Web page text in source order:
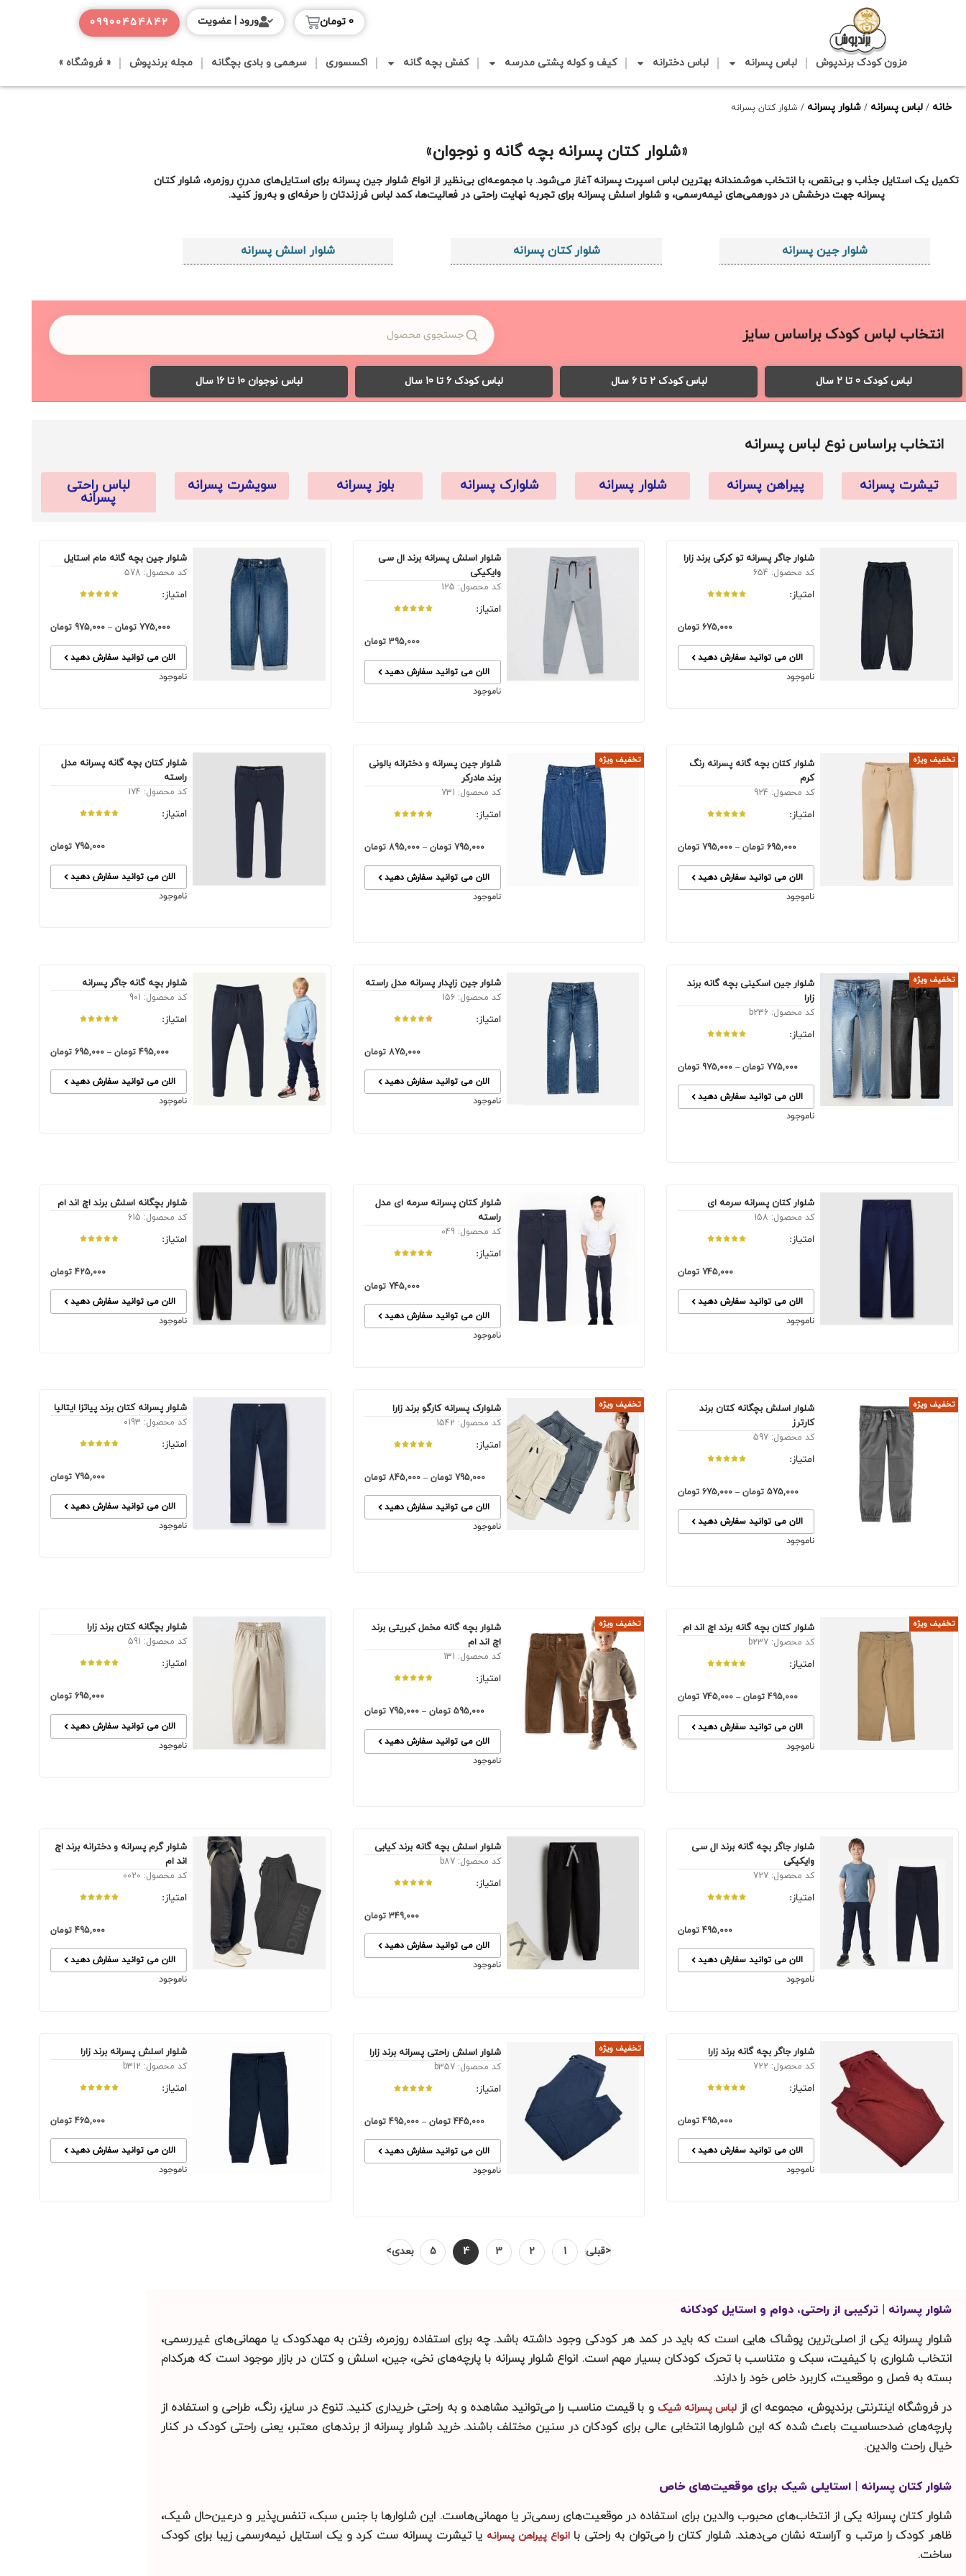
مزون کودک برندپوش لباس پسرانه لباس دخترانه کیف و کوله پشتی مدرسه کفش بچه گانه اکسسوری سرهمی و بادی بچگانه مجله برندپوش « فروشگاه »
0 تومان 09900454842 ورود | عضویت
خانه / لباس پسرانه / شلوار پسرانه / شلوار کتان پسرانه
«شلوار کتان پسرانه بچه گانه و نوجوان»
تکمیل یک استایل جذاب و بی‌نقص، با انتخاب هوشمندانه بهترین لباس اسپرت پسرانه آغاز می‌شود. با مجموعه‌ای بی‌نظیر از انواع شلوار جین پسرانه برای استایل‌های مدرنِ روزمره، شلوار کتان
پسرانه جهت درخشش در دورهمی‌های نیمه‌رسمی، و شلوار اسلش پسرانه برای تجربه نهایت راحتی در فعالیت‌ها، کمد لباس فرزندتان را حرفه‌ای و به‌روز کنید.
شلوار جین پسرانه شلوار کتان پسرانه شلوار اسلش پسرانه
انتخاب لباس کودک براساس سایز
لباس کودک 0 تا 2 سال لباس کودک 2 تا 6 سال لباس کودک 6 تا 10 سال لباس نوجوان 10 تا 16 سال
انتخاب براساس نوع لباس پسرانه
تیشرت پسرانه پیراهن پسرانه شلوار پسرانه شلوارک پسرانه بلوز پسرانه سویشرت پسرانه لباس راحتی
پسرانه
شلوار جاگر پسرانه تو کرکی برند زارا
کد محصول: 654
امتیاز:
675,000 تومان
الان می توانید سفارش دهید
ناموجود
شلوار اسلش پسرانه برند ال سی
وایکیکی
کد محصول: 125
امتیاز:
395,000 تومان
الان می توانید سفارش دهید
ناموجود
شلوار جین بچه گانه مام استایل
کد محصول: 578
امتیاز:
775,000 تومان –
975,000 تومان
الان می توانید سفارش دهید
ناموجود
شلوار کتان بچه گانه پسرانه رنگ
کرم
کد محصول: 924
امتیاز:
695,000 تومان –
795,000 تومان
الان می توانید سفارش دهید
ناموجود
تخفیف ویژه
شلوار جین پسرانه و دخترانه بالونی
برند مادرکر
کد محصول: 731
امتیاز:
795,000 تومان –
895,000 تومان
الان می توانید سفارش دهید
ناموجود
تخفیف ویژه
شلوار کتان بچه گانه پسرانه مدل
راسته
کد محصول: 174
امتیاز:
795,000 تومان
الان می توانید سفارش دهید
ناموجود
شلوار جین اسکینی بچه گانه برند
زارا
کد محصول: b236
امتیاز:
775,000 تومان –
975,000 تومان
الان می توانید سفارش دهید
ناموجود
تخفیف ویژه شلوار جین زاپدار پسرانه مدل راسته
کد محصول: 156
امتیاز:
875,000 تومان
الان می توانید سفارش دهید
ناموجود
شلوار بچه گانه جاگر پسرانه
کد محصول: 901
امتیاز:
495,000 تومان –
695,000 تومان
الان می توانید سفارش دهید
ناموجود
شلوار کتان پسرانه سرمه ای
کد محصول: 158
امتیاز:
745,000 تومان
الان می توانید سفارش دهید
ناموجود
شلوار کتان پسرانه سرمه ای مدل
راسته
کد محصول: 049
امتیاز:
745,000 تومان
الان می توانید سفارش دهید
ناموجود
شلوار بچگانه اسلش برند اچ اند ام
کد محصول: 615
امتیاز:
425,000 تومان
الان می توانید سفارش دهید
ناموجود
شلوار اسلش بچگانه کتان برند
کارترز
کد محصول: 597
امتیاز:
575,000 تومان –
675,000 تومان
الان می توانید سفارش دهید
ناموجود
تخفیف ویژه شلوارک پسرانه کارگو برند زارا
کد محصول: 1542
امتیاز:
795,000 تومان –
845,000 تومان
الان می توانید سفارش دهید
ناموجود
تخفیف ویژه شلوار پسرانه کتان برند پیاتزا ایتالیا
کد محصول: 0193
امتیاز:
795,000 تومان
الان می توانید سفارش دهید
ناموجود
شلوار کتان بچه گانه برند اچ اند ام
کد محصول: b237
امتیاز:
495,000 تومان –
745,000 تومان
الان می توانید سفارش دهید
ناموجود
تخفیف ویژه
شلوار بچه گانه مخمل کبریتی برند
اچ اند ام
کد محصول: 131
امتیاز:
595,000 تومان –
795,000 تومان
الان می توانید سفارش دهید
ناموجود
تخفیف ویژه شلوار بچگانه کتان برند زارا
کد محصول: 591
امتیاز:
695,000 تومان
الان می توانید سفارش دهید
ناموجود
شلوار جاگر بچه گانه برند ال سی
وایکیکی
کد محصول: 727
امتیاز:
495,000 تومان
الان می توانید سفارش دهید
ناموجود
شلوار اسلش بچه گانه برند کیابی
کد محصول: b87
امتیاز:
349,000 تومان
الان می توانید سفارش دهید
ناموجود
شلوار گرم پسرانه و دخترانه برند اچ
اند ام
کد محصول: 0020
امتیاز:
495,000 تومان
الان می توانید سفارش دهید
ناموجود
شلوار جاگر بچه گانه برند زارا
کد محصول: 722
امتیاز:
495,000 تومان
الان می توانید سفارش دهید
ناموجود
شلوار اسلش راحتی پسرانه برند زارا
کد محصول: b357
امتیاز:
445,000 تومان –
495,000 تومان
الان می توانید سفارش دهید
ناموجود
تخفیف ویژه شلوار اسلش پسرانه برند زارا
کد محصول: b312
امتیاز:
465,000 تومان
الان می توانید سفارش دهید
ناموجود
<قبلی 1
2
3
4
5 بعدی>
شلوار پسرانه | ترکیبی از راحتی، دوام و استایل کودکانه
شلوار پسرانه یکی از اصلی‌ترین پوشاک‌ هایی است که باید در کمد هر کودکی وجود داشته باشد. چه برای استفاده روزمره، رفتن به مهدکودک یا مهمانی‌های غیررسمی،
انتخاب شلواری با کیفیت، سبک و متناسب با تحرک کودکان بسیار مهم است. انواع شلوار پسرانه با پارچه‌های نخی، جین، اسلش و کتان در بازار موجود است که هرکدام
بسته به فصل و موقعیت، کاربرد خاص خود را دارند.
در فروشگاه اینترنتی برندپوش، مجموعه ای از لباس پسرانه شیک و با قیمت مناسب را می‌توانید مشاهده و به راحتی خریداری کنید. تنوع در سایز، رنگ، طراحی و استفاده از
پارچه‌های ضدحساسیت باعث شده که این شلوارها انتخابی عالی برای کودکان در سنین مختلف باشند. خرید شلوار پسرانه از برندهای معتبر، یعنی راحتی کودک در کنار
خیال راحت والدین.
شلوار کتان پسرانه | استایلی شیک برای موقعیت‌های خاص
شلوار کتان پسرانه یکی از انتخاب‌های محبوب والدین برای استفاده در موقعیت‌های رسمی‌تر یا مهمانی‌هاست. این شلوارها با جنس سبک، تنفس‌پذیر و درعین‌حال شیک،
ظاهر کودک را مرتب و آراسته نشان می‌دهند. شلوار کتان را می‌توان به راحتی باانواع پیراهن پسرانه یا تیشرت پسرانه ست کرد و یک استایل نیمه‌رسمی زیبا برای کودک
ساخت.